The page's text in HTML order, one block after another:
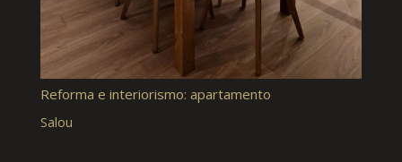
Reforma e interiorismo: apartamento
Salou